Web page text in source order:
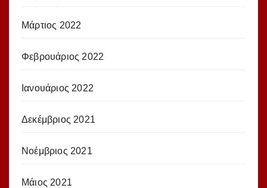
Μάρτιος 2022
Φεβρουάριος 2022
Ιανουάριος 2022
Δεκέμβριος 2021
Νοέμβριος 2021
Μάιος 2021